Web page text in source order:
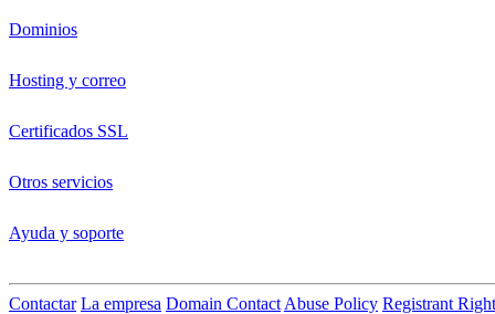
Dominios
Hosting y correo
Certificados SSL
Otros servicios
Ayuda y soporte
Contactar La empresa Domain Contact Abuse Policy Registrant